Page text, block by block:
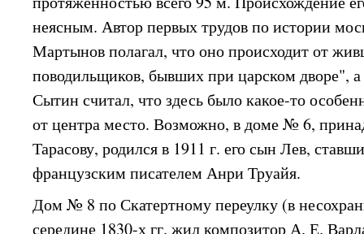
неясным. Автор первых трудов по истории
Мартынов полагал, что оно происходит от
поводильщиков, бывших при царском дворе",
Сытин считал, что здесь было какое-то
от центра место. Возможно, в доме № 6,
Тарасову, родился в 1911 г. его сын Лев,
французским писателем Анри Труайя.
Дом № 8 по Скатертному переулку (в
середине 1830-х гг. жил композитор А. Е.